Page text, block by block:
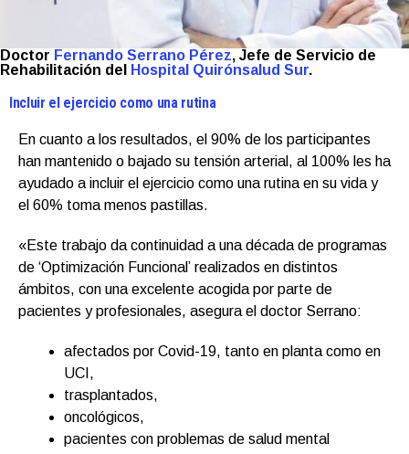
Doctor Fernando Serrano Pérez, Jefe de Servicio de
Rehabilitación del
Hospital Quirónsalud Sur.
Incluir el ejercicio como una rutina
En cuanto a los resultados, el 90% de los participantes
han mantenido o bajado su tensión arterial, al 100% les ha
ayudado a incluir el ejercicio como una rutina en su vida y
el 60% toma menos pastillas.
«Este trabajo da continuidad a una década de programas
de ‘Optimización Funcional’ realizados en distintos
ámbitos, con una excelente acogida por parte de
pacientes y profesionales, asegura el doctor Serrano:
afectados por Covid-19, tanto en planta como en
UCI,
trasplantados,
oncológicos,
pacientes con problemas de salud mental